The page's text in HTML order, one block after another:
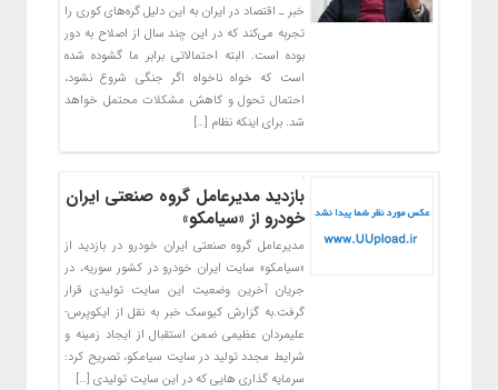
خبر ـ اقتصاد در ایران به این دلیل گره‌های کوری را
تجربه می‌کند که در این چند سال از اصلاح به دور
بوده است. البته احتمالاتی برابر ما گشوده شده
است که خواه ناخواه اگر جنگی شروع نشود،
احتمال تحول و کاهش مشکلات محتمل خواهد
شد. برای اینکه نظام […]
بازدید مدیرعامل گروه صنعتی ایران
خودرو از «سیامکو»
مدیرعامل گروه صنعتی ایران خودرو در بازدید از
«سیامکو» سایت ایران خودرو در کشور سوریه، در
جریان آخرین وضعیت این سایت تولیدی قرار
گرفت.به گزارش کیوسک خبر به نقل از ایکوپرس-
علیمردان عظیمی ضمن استقبال از ایجاد زمینه و
شرایط مجدد تولید در سایت سیامکو، تصریح کرد:
سرمایه گذاری هایی که در این سایت تولیدی […]